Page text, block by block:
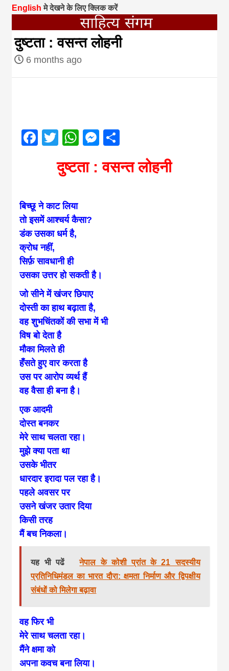
magazine of
Nepal brings
from
news,
khabar
English मे देखने के लिए क्लिक करें
दुष्टता : वसन्त लोहनी
6 months ago
Facebook
TwitterWhatsApp
Messenger
दुष्टता : वसन्त लोहनी
बिच्छू ने काट लिया
तो इसमें आश्चर्य कैसा?
डंक उसका धर्म है,
क्रोध नहीं,
सिर्फ़ सावधानी ही
उसका उत्तर हो सकती है।
जो सीने में खंजर छिपाए
दोस्ती का हाथ बढ़ाता है,
वह शुभचिंतकों की सभा में भी
विष बो देता है
मौका मिलते ही
हँसते हुए वार करता है
उस पर आरोप व्यर्थ हैं
वह वैसा ही बना है।
एक आदमी
दोस्त बनकर
मेरे साथ चलता रहा।
मुझे क्या पता था
उसके भीतर
धारदार इरादा पल रहा है।
पहले अवसर पर
उसने खंजर उतार दिया
किसी तरह
मैं बच निकला।
यह भी पढें
नेपाल के कोशी प्रांत के 21 सदस्यीय
प्रतिनिधिमंडल का भारत दौरा: क्षमता निर्माण और द्विपक्षीय
संबंधों को मिलेगा बढ़ावा
वह फिर भी
मेरे साथ चलता रहा।
मैंने क्षमा को
अपना कवच बना लिया।